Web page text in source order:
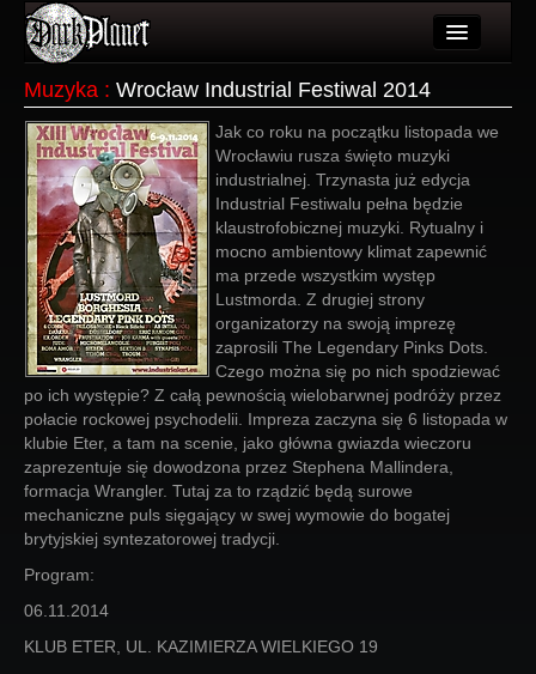
Użytkownicy
Wydarzenia
Galeria
Forum
Więcej
Login
Muzyka : Wrocław Industrial Festiwal 2014
Jak co roku na początku listopada we
Wrocławiu rusza święto muzyki
industrialnej. Trzynasta już edycja
Industrial Festiwalu pełna będzie
klaustrofobicznej muzyki. Rytualny i
mocno ambientowy klimat zapewnić
ma przede wszystkim występ
Lustmorda. Z drugiej strony
organizatorzy na swoją imprezę
zaprosili The Legendary Pinks Dots.
Czego można się po nich spodziewać
po ich występie? Z całą pewnością wielobarwnej podróży przez
połacie rockowej psychodelii. Impreza zaczyna się 6 listopada w
klubie Eter, a tam na scenie, jako główna gwiazda wieczoru
zaprezentuje się dowodzona przez Stephena Mallindera,
formacja Wrangler. Tutaj za to rządzić będą surowe
mechaniczne puls sięgający w swej wymowie do bogatej
brytyjskiej syntezatorowej tradycji.
Program:
06.11.2014
KLUB ETER, UL. KAZIMIERZA WIELKIEGO 19